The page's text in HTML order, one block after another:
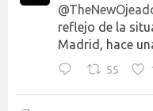
reflejo de la
Madrid, hace
55